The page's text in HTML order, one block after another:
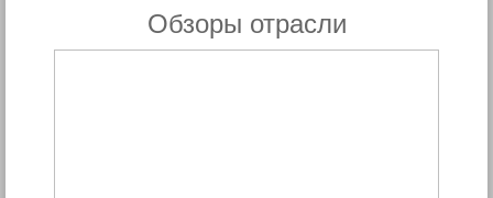
Обзоры отрасли